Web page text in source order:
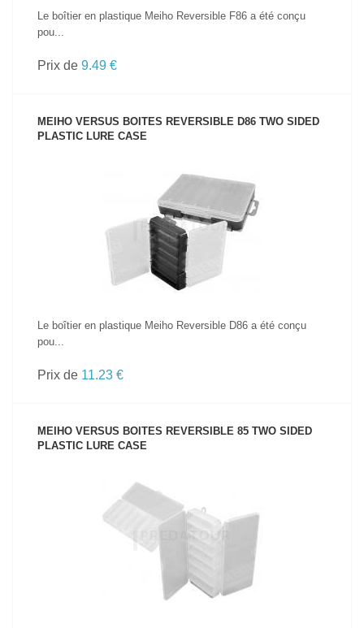
Le boîtier en plastique Meiho Reversible F86 a été conçu
pou...
Prix de 9.49 €
MEIHO VERSUS BOITES REVERSIBLE D86 TWO SIDED
PLASTIC LURE CASE
VOIR LE PRODUIT
Le boîtier en plastique Meiho Reversible D86 a été conçu
pou...
Prix de 11.23 €
MEIHO VERSUS BOITES REVERSIBLE 85 TWO SIDED
PLASTIC LURE CASE
VOIR LE PRODUIT